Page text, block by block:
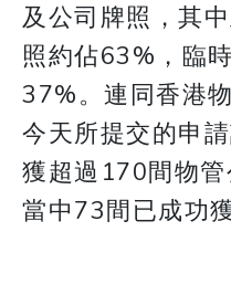
及公司牌照，其
照約佔63%，臨
37%。連同香港
今天所提交的申
獲超過170間物
當中73間已成功